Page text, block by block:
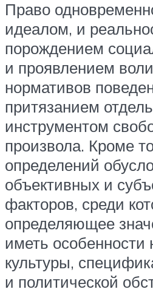
Право
идеалом, и
порождением
и проявлением
нормативов
притязанием
инструментом
произвола. Кроме
определений
объективных и
факторов, среди
определяющее
иметь особенности
культуры,
и политической